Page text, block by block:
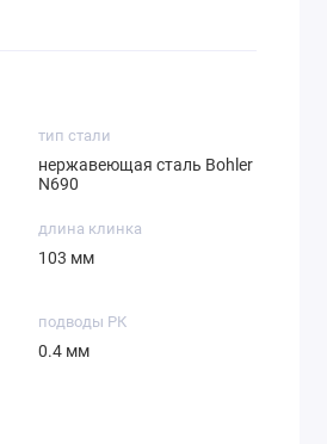
тип стали
нержавеющая сталь Bohler
N690
длина клинка
103 мм
подводы РК
0.4 мм